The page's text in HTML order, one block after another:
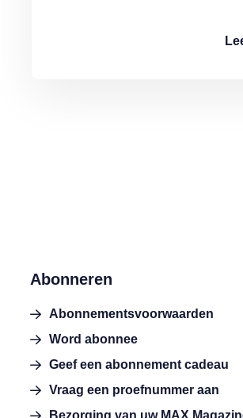
Abonneren
Abonnementsvoorwaarden
Word abonnee
Geef een abonnement cadeau
Vraag een proefnummer aan
Bezorging van uw MAX